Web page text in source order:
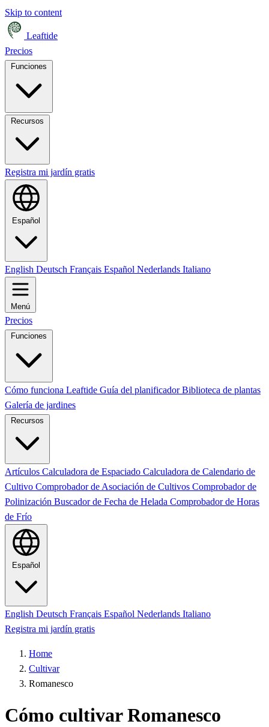
Skip to content
Leaftide
Precios
Registra mi jardín gratis
Español
English Deutsch Français Español Nederlands Italiano
Menú
Precios
Funciones
Cómo funciona Leaftide Guía del planificadorBiblioteca de plantas
Galería de jardines
Recursos
Artículos Calculadora de Espaciado Calculadora de Calendario de
Cultivo Comprobador de Asociación de Cultivos Comprobador de
Polinización Buscador de Fecha de Helada Comprobador de Horas
de Frío
Español
English Deutsch Français Español Nederlands Italiano
Registra mi jardín gratis
Home
Cultivar
Romanesco
Cómo cultivar Romanesco